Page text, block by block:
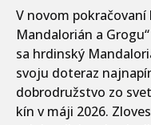
V novom pokračovaní
Mandalorián a
sa hrdinský
svoju doteraz
dobrodružstvo zo
kín v máji 2026.